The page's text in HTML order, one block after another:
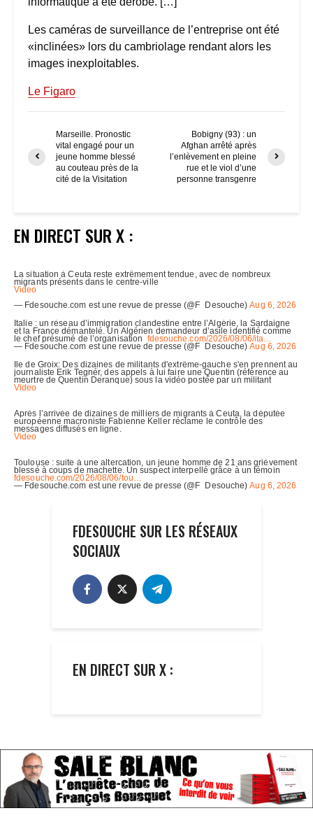
Les caméras de surveillance de l’entreprise ont été
«inclinées» lors du cambriolage rendant alors les
images inexploitables.
Le Figaro
Marseille. Pronostic
vital engagé pour un
jeune homme blessé
au couteau près de la
cité de la Visitation
Bobigny (93) : un
Afghan arrêté après
l’enlèvement en pleine
rue et le viol d’une
personne transgenre
EN DIRECT SUR X :
FDESOUCHE SUR LES RÉSEAUX
SOCIAUX
EN DIRECT SUR X :